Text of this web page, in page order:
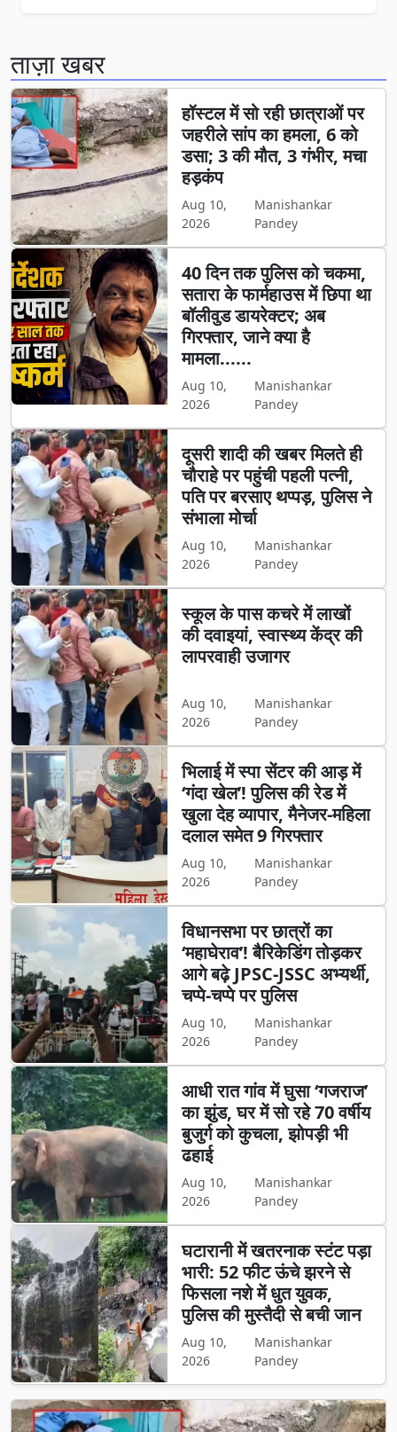
ताज़ा खबर
हॉस्टल में सो रही छात्राओं पर
जहरीले सांप का हमला, 6 को
डसा; 3 की मौत, 3 गंभीर, मचा
हड़कंप
Aug 10,
2026
Manishankar
Pandey
40 दिन तक पुलिस को चकमा,
सतारा के फार्महाउस में छिपा था
बॉलीवुड डायरेक्टर; अब
गिरफ्तार, जाने क्या है
मामला......
Aug 10,
2026
Manishankar
Pandey
दूसरी शादी की खबर मिलते ही
चौराहे पर पहुंची पहली पत्नी,
पति पर बरसाए थप्पड़, पुलिस ने
संभाला मोर्चा
Aug 10,
2026
Manishankar
Pandey
स्कूल के पास कचरे में लाखों
की दवाइयां, स्वास्थ्य केंद्र की
लापरवाही उजागर
Aug 10,
2026
Manishankar
Pandey
भिलाई में स्पा सेंटर की आड़ में
‘गंदा खेल’! पुलिस की रेड में
खुला देह व्यापार, मैनेजर-महिला
दलाल समेत 9 गिरफ्तार
Aug 10,
2026
Manishankar
Pandey
विधानसभा पर छात्रों का
‘महाघेराव’! बैरिकेडिंग तोड़कर
आगे बढ़े JPSC-JSSC अभ्यर्थी,
चप्पे-चप्पे पर पुलिस
Aug 10,
2026
Manishankar
Pandey
आधी रात गांव में घुसा ‘गजराज’
का झुंड, घर में सो रहे 70 वर्षीय
बुजुर्ग को कुचला, झोपड़ी भी
ढहाई
Aug 10,
2026
Manishankar
Pandey
घटारानी में खतरनाक स्टंट पड़ा
भारी: 52 फीट ऊंचे झरने से
फिसला नशे में धुत युवक,
पुलिस की मुस्तैदी से बची जान
Aug 10,
2026
Manishankar
Pandey